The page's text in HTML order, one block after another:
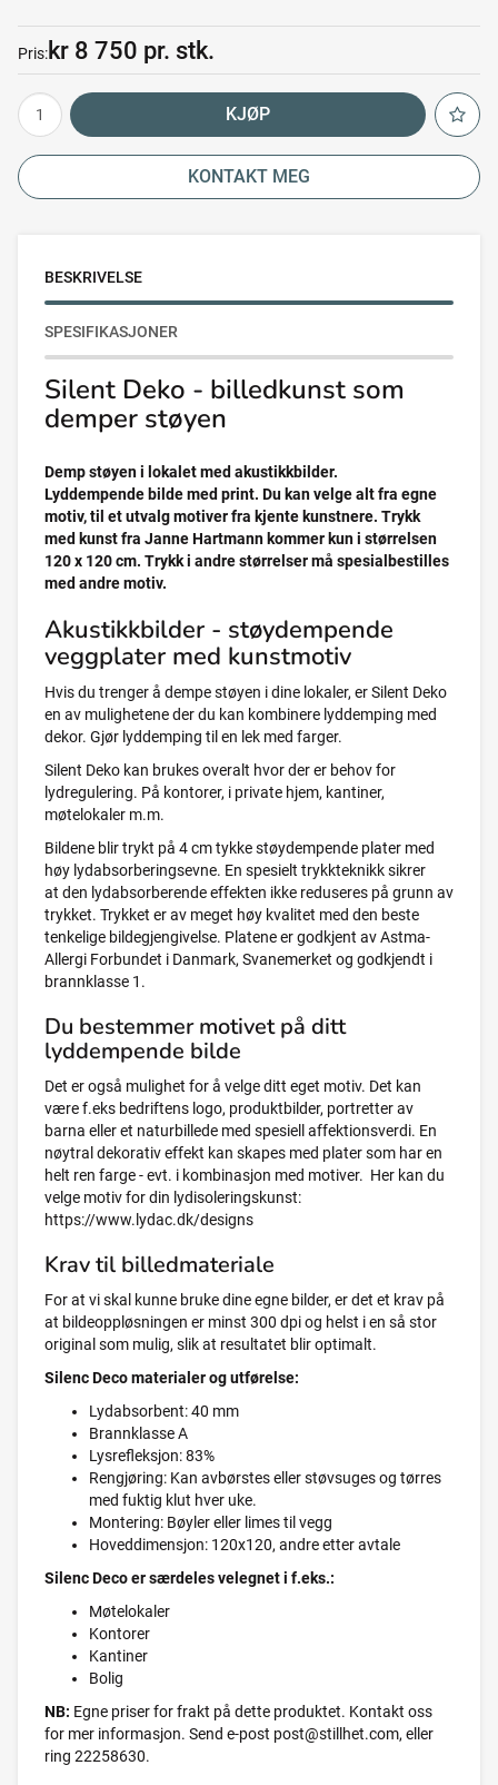
Pris kr 8 750 pr. stk.
KJØP
KONTAKT MEG
BESKRIVELSE
SPESIFIKASJONER
Silent Deko - billedkunst som
demper støyen
Demp støyen i lokalet med akustikkbilder.
Lyddempende bilde med print. Du kan velge alt fra egne
motiv, til et utvalg motiver fra kjente kunstnere. Trykk
med kunst fra Janne Hartmann kommer kun i størrelsen
120 x 120 cm. Trykk i andre størrelser må spesialbestilles
med andre motiv.
Akustikkbilder - støydempende
veggplater med kunstmotiv
Hvis du trenger å dempe støyen i dine lokaler, er Silent Deko
en av mulighetene der du kan kombinere lyddemping med
dekor. Gjør lyddemping til en lek med farger.
Silent Deko kan brukes overalt hvor der er behov for
lydregulering. På kontorer, i private hjem, kantiner,
møtelokaler m.m.
Bildene blir trykt på 4 cm tykke støydempende plater med
høy lydabsorberingsevne. En spesielt trykkteknikk sikrer
at den lydabsorberende effekten ikke reduseres på grunn av
trykket. Trykket er av meget høy kvalitet med den beste
tenkelige bildegjengivelse. Platene er godkjent av Astma-
Allergi Forbundet i Danmark, Svanemerket og godkjendt i
brannklasse 1.
Du bestemmer motivet på ditt
lyddempende bilde
Det er også mulighet for å velge ditt eget motiv. Det kan
være f.eks bedriftens logo, produktbilder, portretter av
barna eller et naturbillede med spesiell affektionsverdi. En
nøytral dekorativ effekt kan skapes med plater som har en
helt ren farge - evt. i kombinasjon med motiver. Her kan du
velge motiv for din lydisoleringskunst:
https://www.lydac.dk/designs
Krav til billedmateriale
For at vi skal kunne bruke dine egne bilder, er det et krav på
at bildeoppløsningen er minst 300 dpi og helst i en så stor
original som mulig, slik at resultatet blir optimalt.
Silenc Deco materialer og utførelse:
Lydabsorbent: 40 mm
Brannklasse A
Lysrefleksjon: 83%
Rengjøring: Kan avbørstes eller støvsuges og tørres
med fuktig klut hver uke.
Montering: Bøyler eller limes til vegg
Hoveddimensjon: 120x120, andre etter avtale
Silenc Deco er særdeles velegnet i f.eks.:
Møtelokaler
Kontorer
Kantiner
Bolig
NB: Egne priser for frakt på dette produktet. Kontakt oss
for mer informasjon. Send e-post post@stillhet.com, eller
ring 22258630.